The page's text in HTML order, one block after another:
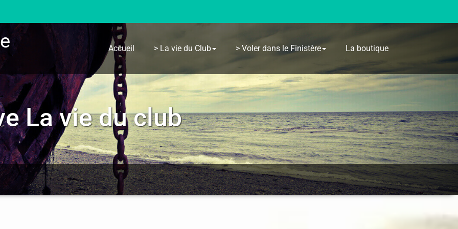
Accueil > La vie du Club > Voler dans le Finistère La boutique
La vie du club